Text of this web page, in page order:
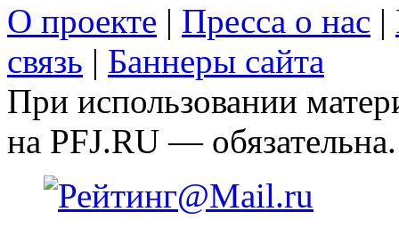
О проекте | Пресса о нас |
связь | Баннеры сайта
При использовании
на PFJ.RU — обязательна.